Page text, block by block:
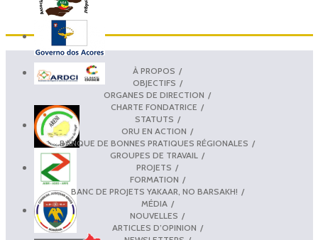
À PROPOS
OBJECTIFS
ORGANES DE DIRECTION
CHARTE FONDATRICE
STATUTS
ORU EN ACTION
BANQUE DE BONNES PRATIQUES RÉGIONALES
GROUPES DE TRAVAIL
PROJETS
FORMATION
BANC DE PROJETS YAKAAR, NO BARSAKH!
MÉDIA
NOUVELLES
ARTICLES D’OPINION